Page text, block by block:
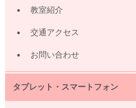
教室紹介
交通アクセス
お問い合わせ
タブレット・スマートフォン